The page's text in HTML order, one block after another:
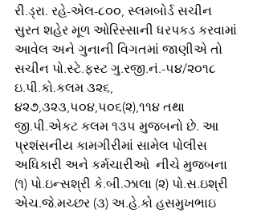
રી.ડ્રા. રહે-એલ-૮૦૦, સ્લમબોર્ડ સચીન
સુરત શહેર મૂળ ઓરિસ્સાની ધરપકડ કરવામાં
આવેલ અને ગુનાની વિગતમાં જાણીએ તો
સચીન પો.સ્ટે.ફસ્ટ ગુ.રજી.નં.-૫૪/૨૦૧૮
ઇ.પી.કો.કલમ ૩૨૬,
૪૨૭,૩૨૩,૫૦૪,૫૦૬(૨),૧૧૪ તથા
જી.પી.એકટ કલમ ૧૩૫ મુજબનો છે. આ
પ્રશંસનીય કામગીરીમાં સામેલ પોલીસ
અધિકારી અને કર્મચારીઓ  નીચે મુજબના
(૧) પો.ઇન્સશ્રી કે.બી.ઝાલા (૨) પો.સ.ઇશ્રી
એચ.જે.મચ્છર (૩) અ.હે.કો હસમુખભાઇ